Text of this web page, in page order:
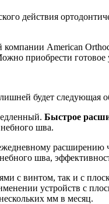
действия
American
приобрести готовое
будет следующая
Быстрое
шва.
шва,
с винтом, так и с
устройств с
мм в месяц.